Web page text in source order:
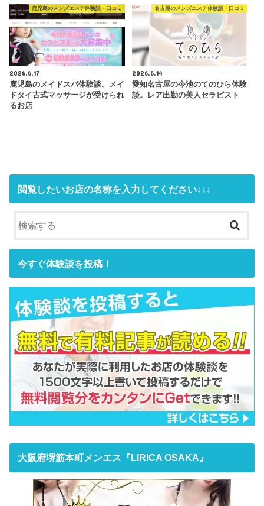
鹿児島のメンズエステ体験談・口コミ
2026.6.17
鹿児島のメイドスパ体験談。メイ
ドタイ古式マッサージが受けられ
るお店
名古屋のメンズエステ体験談・口コミ
2026.6.14
愛知名古屋の今池のてのひら体験
談。レア出勤の美人セラピスト
閲覧したいお店の名称を入力してください↓↓↓
今すぐ体験談を投稿！
大阪府堺筋本町メンエス『LIRICA OSAKA』